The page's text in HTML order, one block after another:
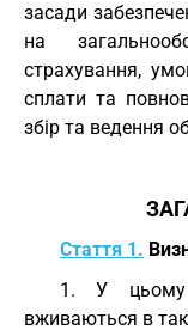
засади
на
страхування,
сплати та
збір та ведення
Стаття 1.
1. У цьому
вживаються в